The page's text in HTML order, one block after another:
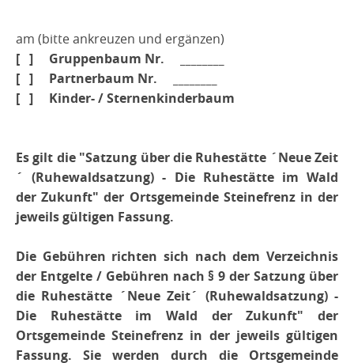
am (bitte ankreuzen und ergänzen)
[ ] Gruppenbaum Nr. ________
[ ] Partnerbaum Nr. ________
[ ] Kinder- / Sternenkinderbaum
Es gilt die "Satzung über die Ruhestätte ´Neue Zeit
´ (Ruhewaldsatzung) - Die Ruhestätte im Wald
der Zukunft" der Ortsgemeinde Steinefrenz in der
jeweils gültigen Fassung.
Die Gebühren richten sich nach dem Verzeichnis
der Entgelte / Gebühren nach § 9 der Satzung über
die Ruhestätte ´Neue Zeit´ (Ruhewaldsatzung) -
Die Ruhestätte im Wald der Zukunft" der
Ortsgemeinde Steinefrenz in der jeweils gültigen
Fassung. Sie werden durch die Ortsgemeinde